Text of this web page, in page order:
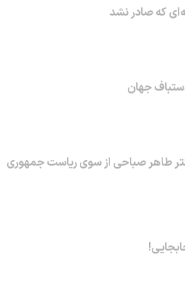
که صادر نشد
جهان
طاهر صباحی از سوی ریاست جمهوری